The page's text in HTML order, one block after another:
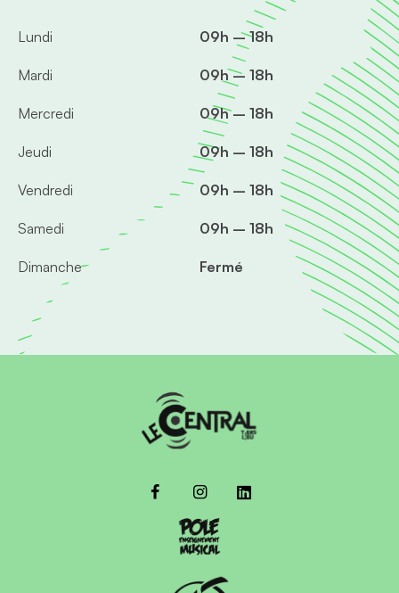
Lundi 09h – 18h
Mardi 09h – 18h
Mercredi 09h – 18h
Jeudi 09h – 18h
Vendredi 09h – 18h
Samedi 09h – 18h
Dimanche Fermé